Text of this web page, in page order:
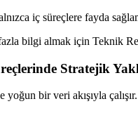
iç süreçlere fayda
bilgi almak için Teknik
Stratejik
yoğun bir veri akışıyla